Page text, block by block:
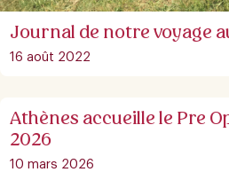
Journal de notre voyage
16 août 2022
Athènes accueille le Pre
2026
10 mars 2026